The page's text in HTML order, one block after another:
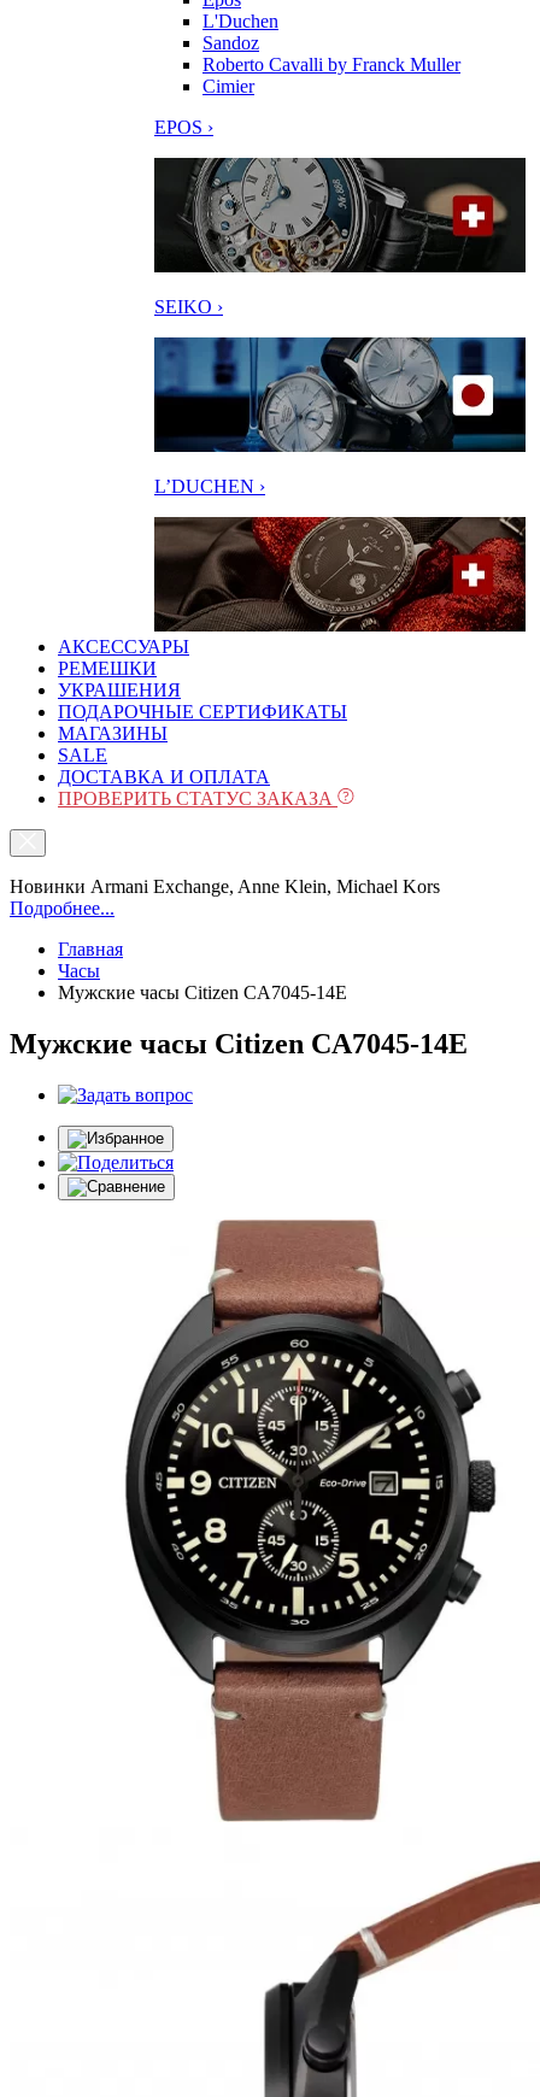
L'Duchen
Sandoz
Roberto Cavalli by Franck Muller
Cimier
EPOS ›
SEIKO ›
L’DUCHEN ›
АКСЕССУАРЫ
РЕМЕШКИ
УКРАШЕНИЯ
ПОДАРОЧНЫЕ СЕРТИФИКАТЫ
МАГАЗИНЫ
SALE
ДОСТАВКА И ОПЛАТА
ПРОВЕРИТЬ СТАТУС ЗАКАЗА
Новинки Armani Exchange, Anne Klein, Michael Kors
Подробнее...
Главная
Часы
Мужские часы Citizen CA7045-14E
Мужские часы Citizen CA7045-14E